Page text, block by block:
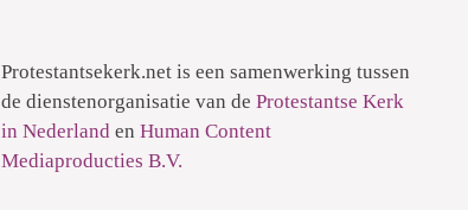
Protestantsekerk.net is een samenwerking tussen
de dienstenorganisatie van de Protestantse Kerk
in Nederlanden Human Content
Mediaproducties B.V.